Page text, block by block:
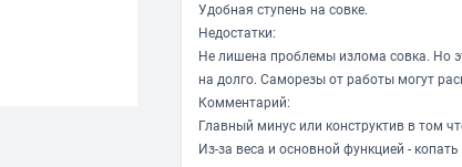
Удобная ступень на совке.
Недостатки:
Не лишена проблемы излома совка. Но
на долго. Саморезы от работы могут
Комментарий:
Главный минус или конструктив в том
Из-за веса и основной функцией -